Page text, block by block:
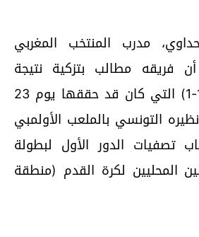
مدرب المنتخب المغربي
أن فريقه مطالب بتزكية نتيجة
التعادل الإيجابي (1-1) التي كان قد حققها يوم 23
التونسي بالملعب الأولمبي
تصفيات الدور الأول لبطولة
المحليين لكرة القدم (منطقة